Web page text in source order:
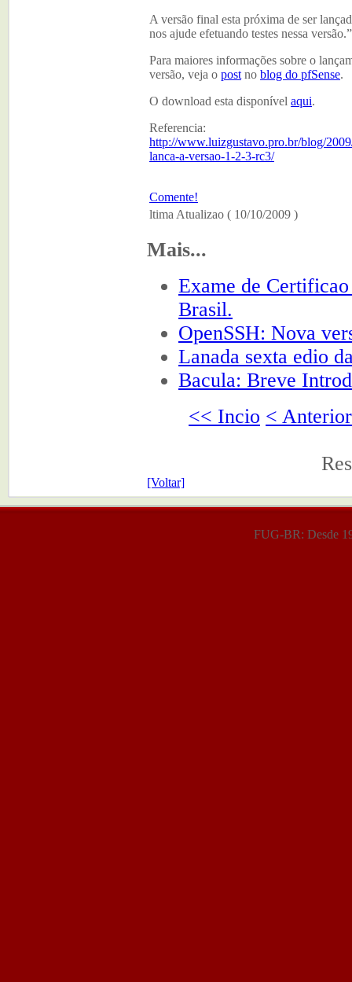
A versão final esta próxima de ser
nos ajude efetuando testes nessa versão.”
Para maiores informações sobre o
versão, veja o post no blog do pfSense.
O download esta disponível aqui.
Referencia:
http://www.luizgustavo.pro.br/blog/
lanca-a-versao-1-2-3-rc3/
Comente!
ltima Atualizao ( 10/10/2009 )
Mais...
Exame de
Brasil.
OpenSSH: Nova
Lanada sexta edio
Bacula: Breve
<< Incio < Anterior
[Voltar]
FUG-BR: Desde